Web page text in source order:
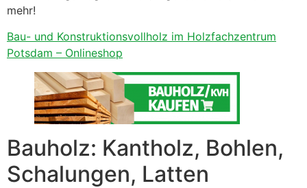
mehr!
Bau- und Konstruktionsvollholz im Holzfachzentrum
Potsdam – Onlineshop
Bauholz: Kantholz, Bohlen,
Schalungen, Latten